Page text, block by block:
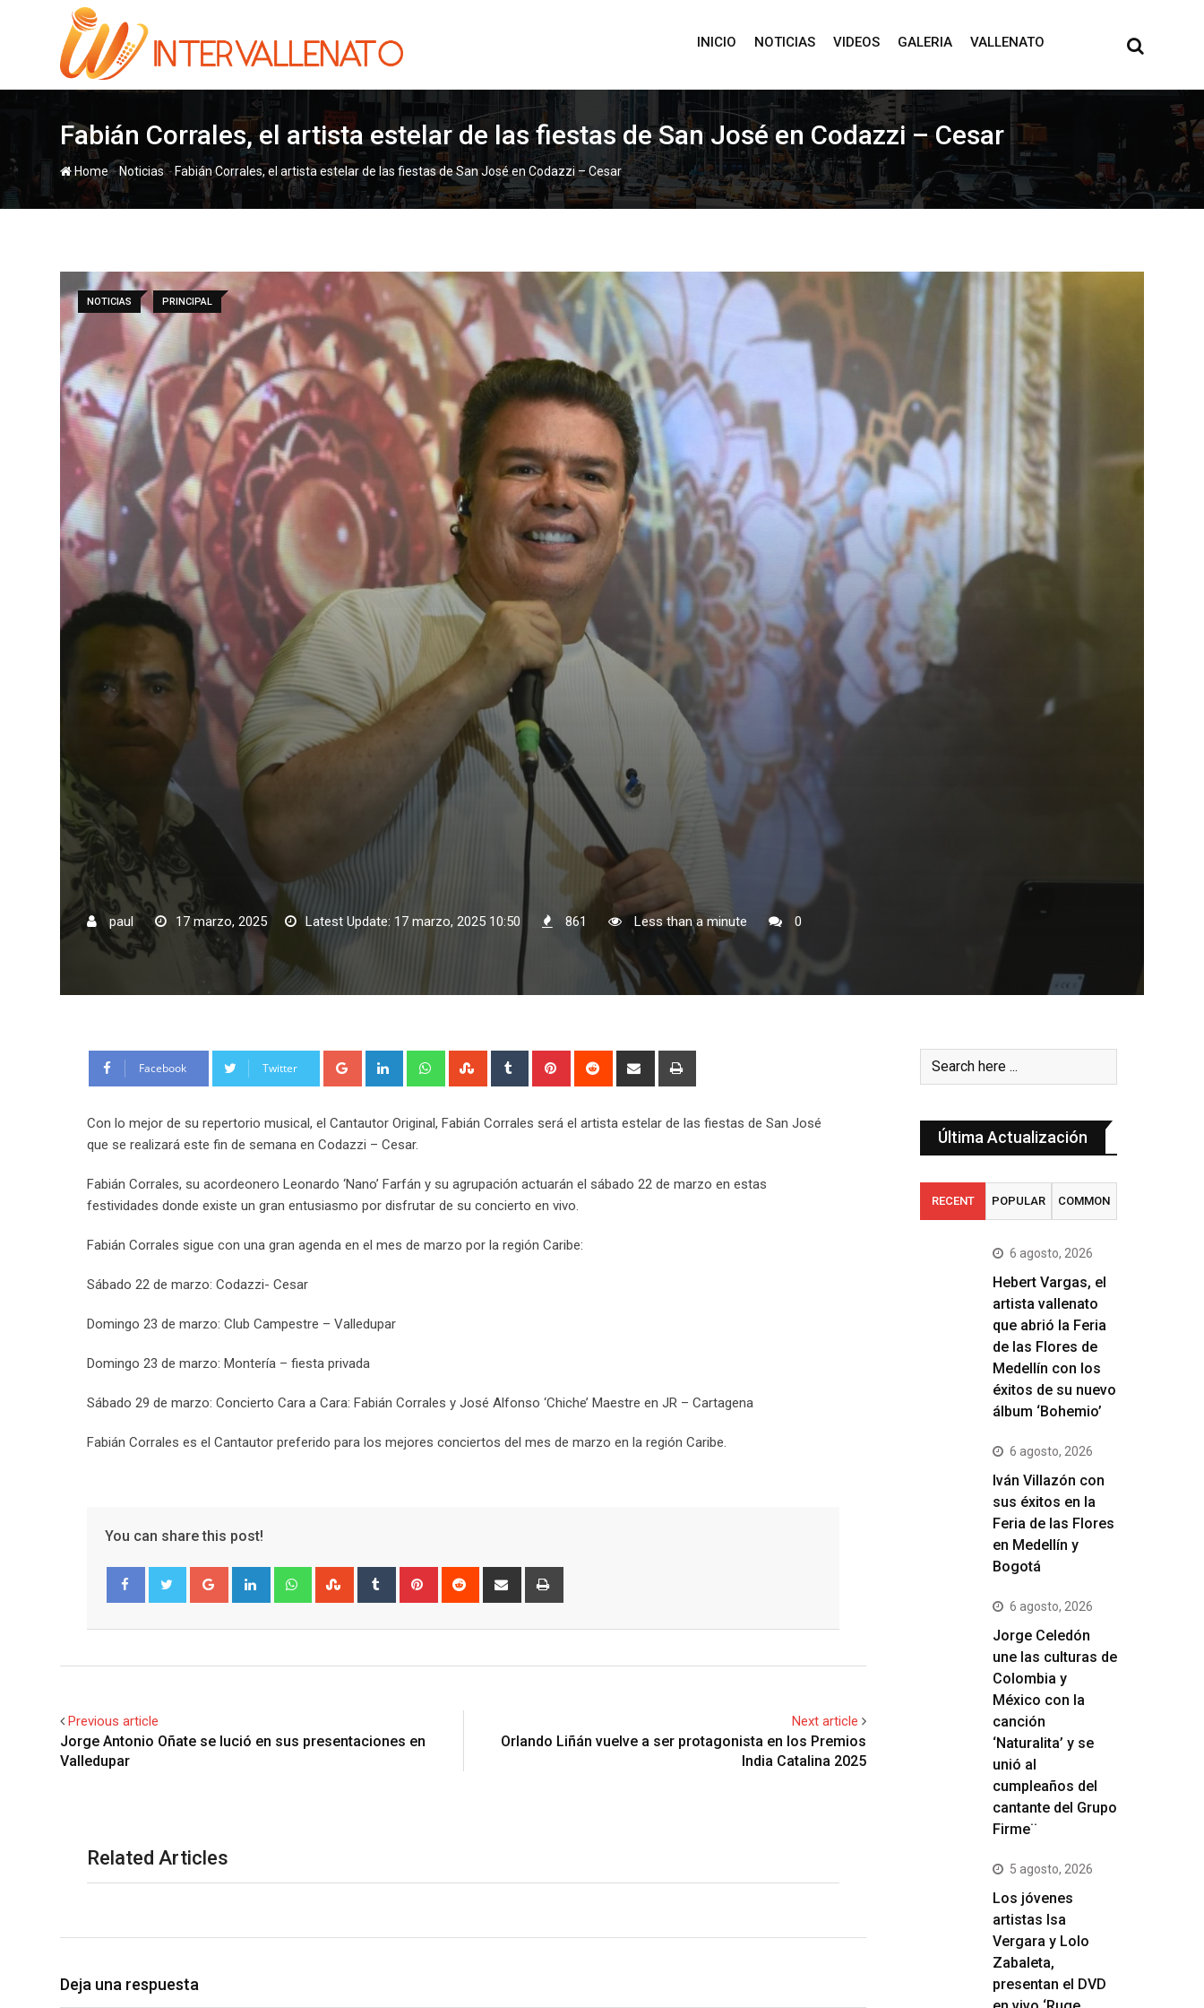
INICIO NOTICIAS VIDEOS GALERIA VALLENATO
Fabián Corrales, el artista estelar de las fiestas de San José en Codazzi – Cesar
Home-Noticias-Fabián Corrales, el artista estelar de las fiestas de San José en Codazzi – Cesar
NOTICIAS PRINCIPAL
paul 17 marzo, 2025 Latest Update: 17 marzo, 2025 10:50 861 Less than a minute 0
Facebook Twitter Google+ LinkedIn WhatsappStumbleUpon
Tumblr Pinterest Reddit
Share
Con lo mejor de su repertorio musical, el Cantautor Original, Fabián Corrales será el artista estelar de las fiestas de San José
que se realizará este fin de semana en Codazzi – Cesar.
Fabián Corrales, su acordeonero Leonardo ‘Nano’ Farfán y su agrupación actuarán el sábado 22 de marzo en estas
festividades donde existe un gran entusiasmo por disfrutar de su concierto en vivo.
Fabián Corrales sigue con una gran agenda en el mes de marzo por la región Caribe:
Sábado 22 de marzo: Codazzi- Cesar
Domingo 23 de marzo: Club Campestre – Valledupar
Domingo 23 de marzo: Montería – fiesta privada
Sábado 29 de marzo: Concierto Cara a Cara: Fabián Corrales y José Alfonso ‘Chiche’ Maestre en JR – Cartagena
Fabián Corrales es el Cantautor preferido para los mejores conciertos del mes de marzo en la región Caribe.
You can share this post!
Google+ LinkedIn WhatsappStumbleUpon
Tumblr Pinterest Reddit
Share
Previous article
Jorge Antonio Oñate se lució en sus presentaciones en
Valledupar
Next article
Orlando Liñán vuelve a ser protagonista en los Premios
India Catalina 2025
Related Articles
Deja una respuesta
Última Actualización
RECENT POPULAR COMMON
6 agosto, 2026
Hebert Vargas, el
artista vallenato
que abrió la Feria
de las Flores de
Medellín con los
éxitos de su nuevo
álbum ‘Bohemio’
6 agosto, 2026
Iván Villazón con
sus éxitos en la
Feria de las Flores
en Medellín y
Bogotá
6 agosto, 2026
Jorge Celedón
une las culturas de
Colombia y
México con la
canción
‘Naturalita’ y se
unió al
cumpleaños del
cantante del Grupo
Firme¨
5 agosto, 2026
Los jóvenes
artistas Isa
Vergara y Lolo
Zabaleta,
presentan el DVD